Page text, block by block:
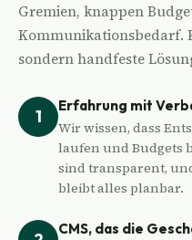
Gremien, knappen
Kommunikationsbedarf.
sondern handfeste
Erfahrung mit
Wir wissen, dass
laufen und Budgets
sind transparent,
bleibt alles planbar.
CMS, das die